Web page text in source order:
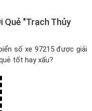
Quẻ "Trạch Thủy
số xe 97215 được giải
tốt hay xấu?